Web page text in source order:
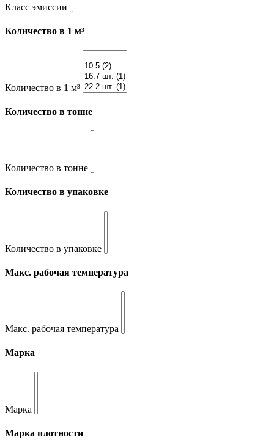
Класс эмиссии
Количество в 1 м³
Количество в 1 м³
Количество в тонне
Количество в тонне
Количество в упаковке
Количество в упаковке
Макс. рабочая температура
Макс. рабочая температура
Марка
Марка
Марка плотности